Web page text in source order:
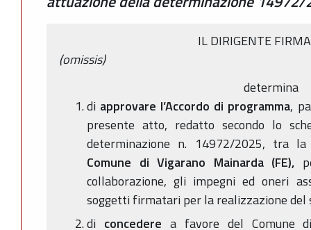
IL DIRIGENTE
(omissis)
determina
di approvare l’Accordo di programma,
presente atto, redatto secondo lo
determinazione n. 14972/2025, tra
Comune di Vigarano Mainarda (FE),
collaborazione, gli impegni ed oneri
soggetti firmatari per la realizzazione
di concedere a favore del Comune